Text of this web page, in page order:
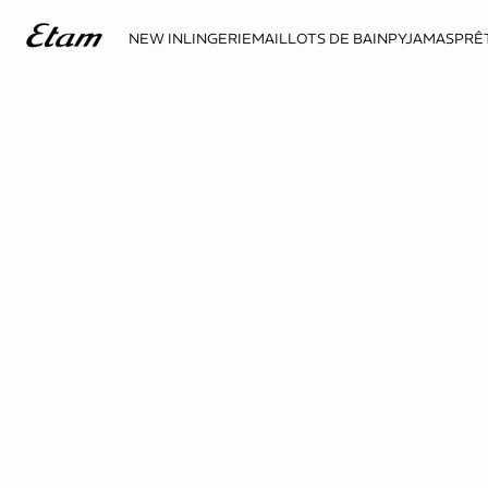
NEW INLINGERIEMAILLOTS DE BAINPYJAMAS